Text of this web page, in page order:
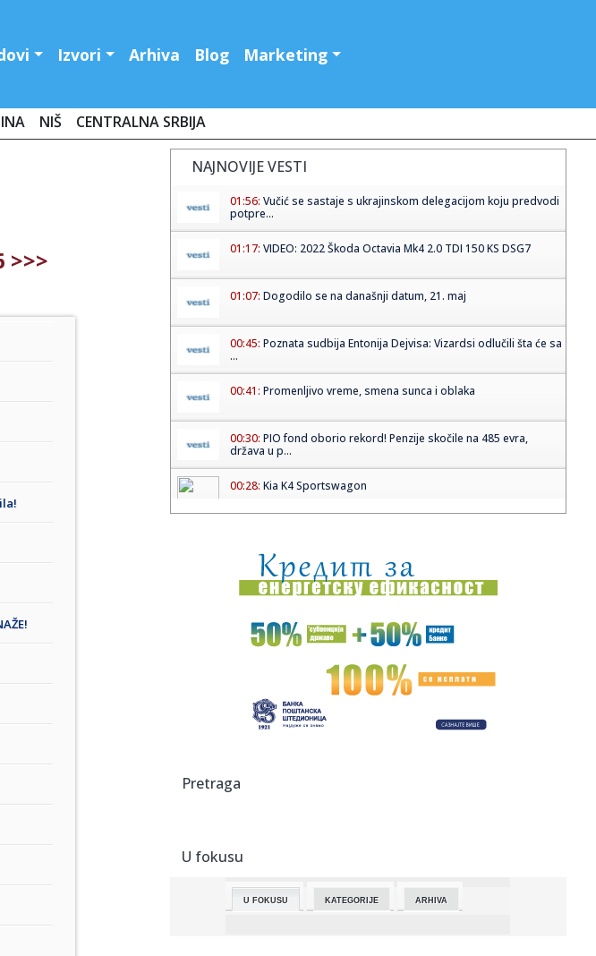
Izvori Arhiva Blog Marketing
NIŠ CENTRALNA SRBIJA
>>>
NAJNOVIJE VESTI
01:56: Vučić se sastaje s ukrajinskom delegacijom koju predvodi
potpre...
01:17: VIDEO: 2022 Škoda Octavia Mk4 2.0 TDI 150 KS DSG7
01:07: Dogodilo se na današnji datum, 21. maj
00:45: Poznata sudbija Entonija Dejvisa: Vizardsi odlučili šta će sa
...
00:41: Promenljivo vreme, smena sunca i oblaka
00:30: PIO fond oborio rekord! Penzije skočile na 485 evra,
država u p...
00:28: Kia K4 Sportswagon
23:55:Ludnica za Ekspo 2027! Više od 5.000 ljudi pohrlilo da
bude deo ...
23:51:Bratina: Kineska kultura predstavlja važan most saradnje i
povez...
DŽABARI SVE OZBILJNIJI U DRESU HUVENTUDA: Peti Mils
23:43:Jevtić: Hapšenja u Gračanici presedan i pokušaj Kurtija da
eks...
23:42:
23:42:
Jednostavna tehnika naučnika s Harvarda usporava puls i
Pretraga
U fokusu
U FOKUSU KATEGORIJE ARHIVA